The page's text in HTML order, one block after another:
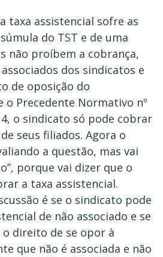
taxa assistencial sofre as
do TST e de uma
não proíbem a cobrança,
dos sindicatos e
de oposição do
o Precedente Normativo nº
o sindicato só pode cobrar
seus filiados. Agora o
a questão, mas vai
porque vai dizer que o
a taxa assistencial.
é se o sindicato pode
de não associado e se
direito de se opor à
que não é associada e não